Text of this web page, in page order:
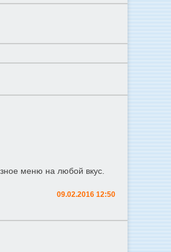
меню на любой вкус.
09.02.2016 12:50